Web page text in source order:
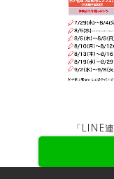
「LINE